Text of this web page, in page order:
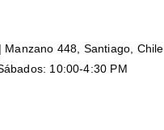
448, Santiago, Chile
10:00-4:30 PM